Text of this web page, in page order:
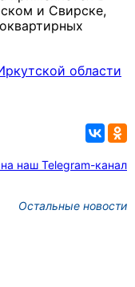
и Свирске,
области
наш Telegram-канал
Остальные новости